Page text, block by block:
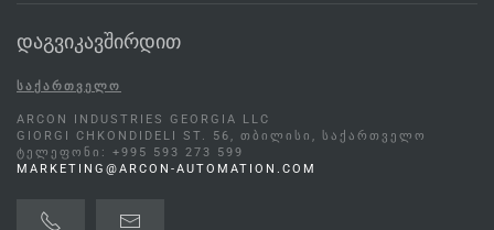
დაგვიკავშირდით
ᲡᲐᲥᲐᲠᲗᲕᲔᲚᲝ
ARCON INDUSTRIES GEORGIA LLC
GIORGI CHKONDIDELI ST. 56, ᲗᲑᲘᲚᲘᲡᲘ, ᲡᲐᲥᲐᲠᲗᲕᲔᲚᲝ
ᲢᲔᲚᲔᲤᲝᲜᲘ: +995 593 273 599
MARKETING@ARCON-AUTOMATION.COM